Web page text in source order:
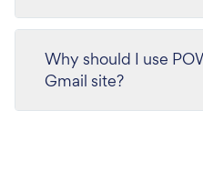
Why should I use
Gmail site?